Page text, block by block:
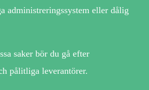
administreringssystem eller dålig
saker bör du gå efter
pålitliga leverantörer.